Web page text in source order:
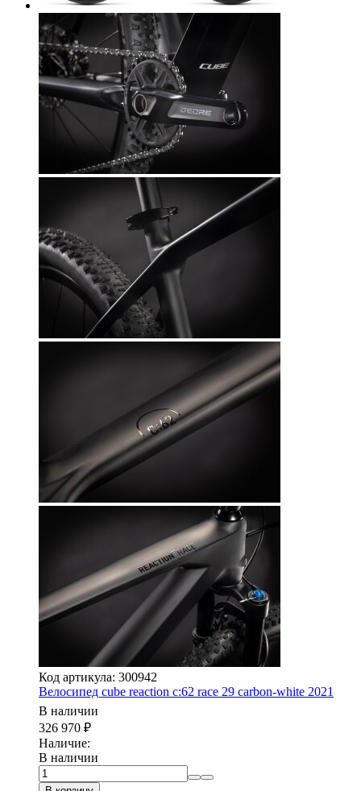
Код артикула: 300942
Велосипед cube reaction c:62 race 29 carbon-white 2021
В наличии
326 970 ₽
Наличие:
В наличии